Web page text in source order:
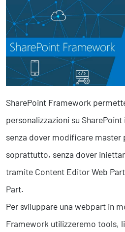
Finanza Strategica
231 Gestione Rischi
Future
Innovazione
Collaborative Design
Europe
Digital
Modern Infrastructure
Produttività & Lavoro in Team
Remote Working & Video e Audio
Sicurezza & Conformità
Business Intelligence, Analitiche
SharePoint Framework
personalizzazioni su
senza dover modificare master
soprattutto, senza dover
tramite Content Editor Web
Part.
Per sviluppare una webpart in
Framework utilizzeremo tools,